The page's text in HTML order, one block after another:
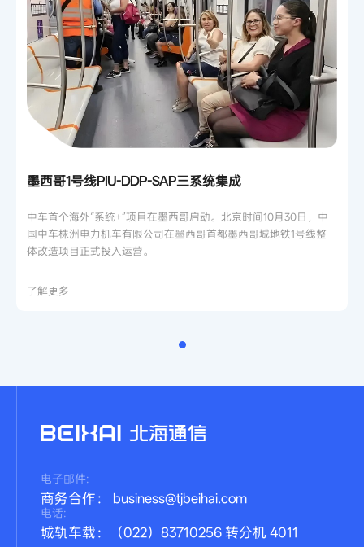
墨西哥1号线PIU-DDP-SAP三系统集成
中车首个海外“系统+”项目在墨西哥启动。北京时间10月30日，中
国中车株洲电力机车有限公司在墨西哥首都墨西哥城地铁1号线整
体改造项目正式投入运营。
了解更多
电子邮件:
商务合作： business@tjbeihai.com
电话:
城轨车载：（022）83710256 转分机 4011